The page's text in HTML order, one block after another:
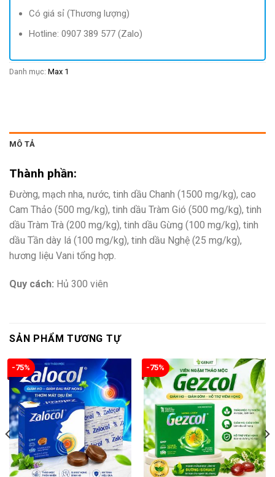
Có giá sỉ (Thương lượng)
Hotline: 0907 389 577 (Zalo)
Danh mục: Max 1
MÔ TẢ
Thành phần:
Đường, mạch nha, nước, tinh dầu Chanh (1500 mg/kg), cao
Cam Thảo (500 mg/kg), tinh dầu Tràm Gió (500 mg/kg), tinh
dầu Tràm Trà (200 mg/kg), tinh dầu Gừng (100 mg/kg), tinh
dầu Tần dày lá (100 mg/kg), tinh dầu Nghệ (25 mg/kg),
hương liệu Vani tổng hợp.
Quy cách: Hủ 300 viên
SẢN PHẨM TƯƠNG TỰ
-75% -75%